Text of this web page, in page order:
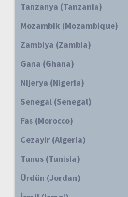
Tanzanya (Tanzania)
Mozambik (Mozambique)
Zambiya (Zambia)
Gana (Ghana)
Nijerya (Nigeria)
Senegal (Senegal)
Fas (Morocco)
Cezayir (Algeria)
Tunus (Tunisia)
Ürdün (Jordan)